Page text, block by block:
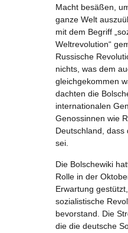
Macht besäßen,
ganze Welt
mit dem Begriff
Weltrevolution“
Russische
nichts, was dem
gleichgekommen
dachten die
internationalen
Genossinnen wie
Deutschland, dass
sei.
Die Bolschewiki
Rolle in der
Erwartung
sozialistische
bevorstand. Die
die die deutsche